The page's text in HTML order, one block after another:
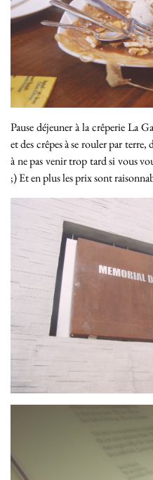
Pause déjeuner à la crêperie La
et des crêpes à se rouler par
à ne pas venir trop tard si vous
;) Et en plus les prix sont